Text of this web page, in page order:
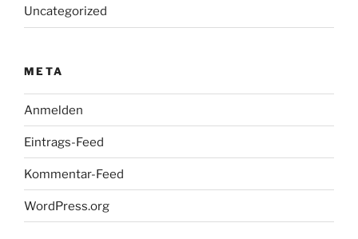
Uncategorized
META
Anmelden
Eintrags-Feed
Kommentar-Feed
WordPress.org